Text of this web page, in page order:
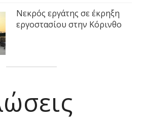
Νεκρός εργάτης σε έκρηξη
εργοστασίου στην Κόρινθο